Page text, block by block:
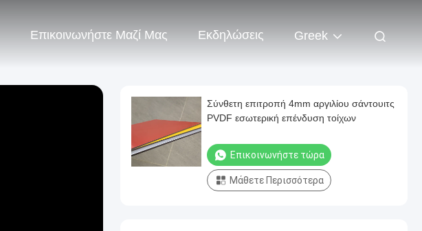
Επικοινωνήστε Μαζί Μας Εκδηλώσεις Greek
Σύνθετη επιτροπή 4mm αργιλίου σάντουιτς
PVDF εσωτερική επένδυση τοίχων
Επικοινωνήστε τώρα
Μάθετε Περισσότερα